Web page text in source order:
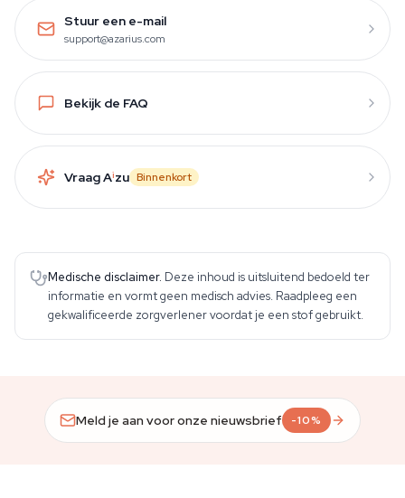
Stuur een e-mail
support@azarius.com
Bekijk de FAQ
Vraag Aizu Binnenkort
Medische disclaimer. Deze inhoud is uitsluitend bedoeld ter
informatie en vormt geen medisch advies. Raadpleeg een
gekwalificeerde zorgverlener voordat je een stof gebruikt.
Meld je aan voor onze nieuwsbrief -10%